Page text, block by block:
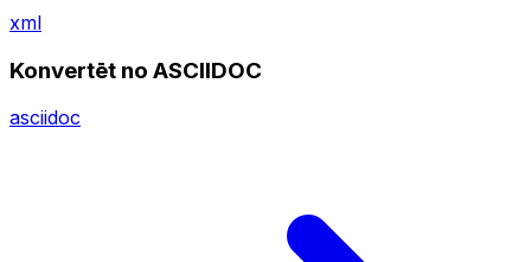
xml
Konvertēt no ASCIIDOC
asciidoc